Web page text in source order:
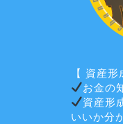
【 資産
お金の
資産形
いいか分